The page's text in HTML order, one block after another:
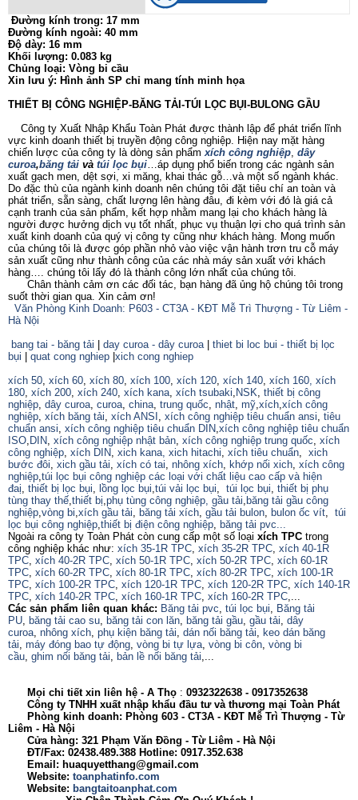
Đường kính trong: 17 mm
Đường kính ngoài: 40 mm
Độ dày: 16 mm
Khối lượng: 0.083 kg
Chủng loại: Vòng bi cầu
Xin lưu ý: Hình ảnh SP chỉ mang tính minh họa
THIẾT BỊ CÔNG NGHIỆP-BĂNG TẢI-TÚI LỌC BỤI-BULONG GẦU
Công ty Xuất Nhập Khẩu Toàn Phát được thành lập để phát triển lĩnh
vực kinh doanh thiết bị truyền động công nghiệp. Hiện nay mặt hàng
chiến lược của công ty là dòng sản phẩm xích công nghiệp, dây
curoa,băng tải và túi lọc bụi…áp dụng phổ biến trong các ngành sản
xuất gạch men, dệt sợi, xi măng, khai thác gỗ…và một số ngành khác.
Do đặc thù của ngành kinh doanh nên chúng tôi đặt tiêu chí an toàn và
phát triển, sẵn sàng, chất lượng lên hàng đâu, đi kèm với đó là giá cả
cạnh tranh của sản phẩm, kết hợp nhằm mang lại cho khách hàng là
người được hưởng dịch vụ tốt nhất, phục vụ thuận lợi cho quá trình sản
xuất kinh doanh của quý vị công ty cũng như khách hàng. Mong muốn
của chúng tôi là được góp phần nhỏ vào việc vận hành trơn tru cỗ máy
sản xuất cũng như thành công của các nhà máy sản xuất với khách
hàng…. chúng tôi lấy đó là thành công lớn nhất của chúng tôi.
Chân thành cảm ơn các đối tác, bạn hàng đã ủng hộ chúng tôi trong
suốt thời gian qua. Xin cảm ơn!
Văn Phòng Kinh Doanh: P603 - CT3A - KĐT Mễ Trì Thượng - Từ Liêm -
Hà Nội
bang tai - băng tải
day curoa - dây curoa| thiet bi loc bui - thiết bị lọc
bụi
quat cong nghiep xich cong nghiep
xích 50, xích 60, xích 80, xích 100, xích 120, xích 140, xích 160, xích
180, xích 200, xích 240, xích kana, xích tsubaki, NSK, thiết bị công
nghiệp, dây curoa, curoa, china, trung quốc, nhật, mỹ,xích,xích công
nghiệp, xích băng tải, xích ANSI , xích công nghiệp tiêu chuẩn ansi, tiêu
chuẩn ansi, xích công nghiệp tiêu chuẩn DIN,xích công nghiệp tiêu chuẩn
ISO, DIN, xích công nghiệp nhật bản, xích công nghiệp trung quốc, xích
công nghiệp, xích DIN, xich kana, xich hitachi, xích tiêu chuẩn, xich
bước đôi, xich gầu tải, xích có tai, nhông xích, khớp nối xich, xích công
nghiệp,túi lọc bụi công nghiệp các loại với chất liệu cao cấp và hiện
đaị, thiết bị lọc bụi, lồng lọc bụi,túi vải lọc bụi, túi lọc bụi, thiết bị phụ
tùng thay thế,thiết bị,phụ tùng công nghiệp, gầu tải, băng tải gầu công
nghiệp,vòng bi,xích gầu tải, băng tải xích, gầu tải bulon, bulon ốc vít, túi
lọc bụi công nghiệp,thiết bị điện công nghiệp, băng tải pvc...
Ngoài ra công ty Toàn Phát còn cung cấp một số loại xích TPC trong
công nghiệp khác như: xích 35-1R TPC, xích 35-2R TPC, xích 40-1R
TPC, xích 40-2R TPC, xích 50-1R TPC, xích 50-2R TPC, xích 60-1R
TPC, xích 60-2R TPC, xích 80-1R TPC, xích 80-2R TPC, xích 100-1R
TPC, xích 100-2R TPC, xích 120-1R TPC, xích 120-2R TPC, xích 140-1R
TPC, xích 140-2R TPC, xích 160-1R TPC, xích 160-2R TPC,...
Các sản phẩm liên quan khác: Băng tải pvc, túi lọc bụi, Băng tải
PU, băng tải cao su, băng tải con lăn, băng tải gầu, gầu tải, dây
curoa, nhông xích, phụ kiện băng tải, dán nối băng tải, keo dán băng
tải, máy đóng bao tự động, vòng bi tự lựa, vòng bi côn, vòng bi
cầu, ghim nối băng tải, bản lề nối băng tải,...
Mọi chi tiết xin liên hệ - A Thọ : 0932322638 - 0917352638
Công ty TNHH xuất nhập khẩu đầu tư và thương mại Toàn Phát
Phòng kinh doanh: Phòng 603 - CT3A - KĐT Mễ Trì Thượng - Từ
Liêm - Hà Nội
Cửa hàng: 321 Phạm Văn Đồng - Từ Liêm - Hà Nội
ĐT/Fax: 02438.489.388 Hotline: 0917.352.638
Email: huaquyetthang@gmail.com
Website: toanphatinfo.com
Website: bangtaitoanphat.com